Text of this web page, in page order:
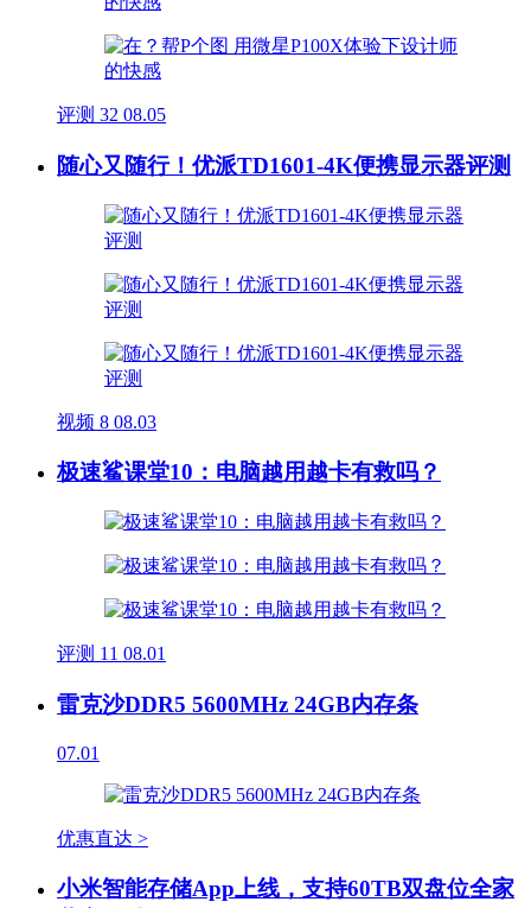
评测 32 08.05
随心又随行！优派TD1601-4K便携显示器评测
视频 8 08.03
极速鲨课堂10：电脑越用越卡有救吗？
评测 11 08.01
雷克沙DDR5 5600MHz 24GB内存条
07.01
优惠直达 >
小米智能存储App上线，支持60TB双盘位全家